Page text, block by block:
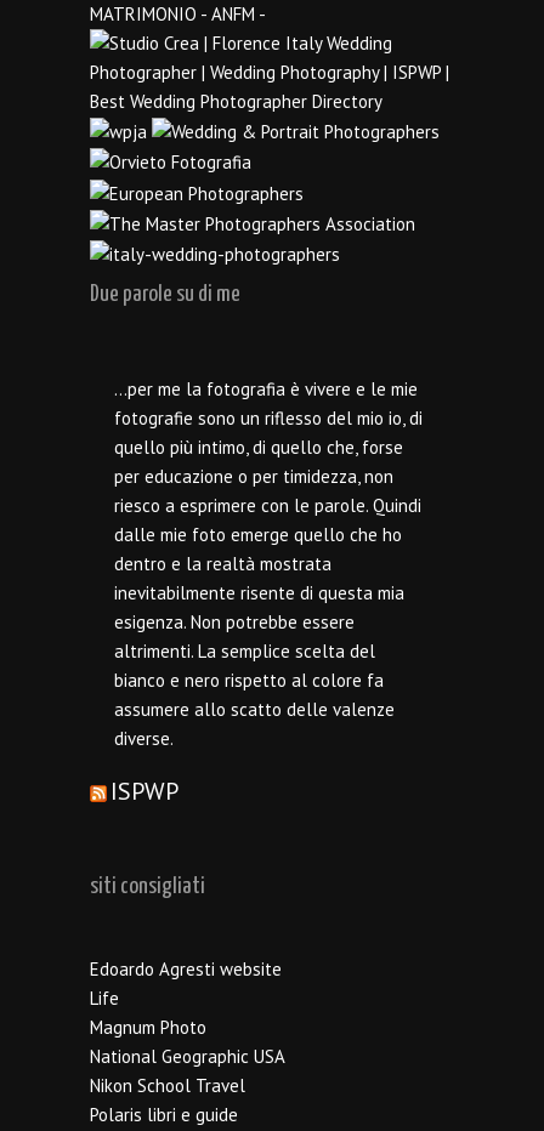
Due parole su di me
…per me la fotografia è vivere e le mie
fotografie sono un riflesso del mio io, di
quello più intimo, di quello che, forse
per educazione o per timidezza, non
riesco a esprimere con le parole. Quindi
dalle mie foto emerge quello che ho
dentro e la realtà mostrata
inevitabilmente risente di questa mia
esigenza. Non potrebbe essere
altrimenti. La semplice scelta del
bianco e nero rispetto al colore fa
assumere allo scatto delle valenze
diverse.
ISPWP
siti consigliati
Edoardo Agresti website
Life
Magnum Photo
National Geographic USA
Nikon School Travel
Polaris libri e guide